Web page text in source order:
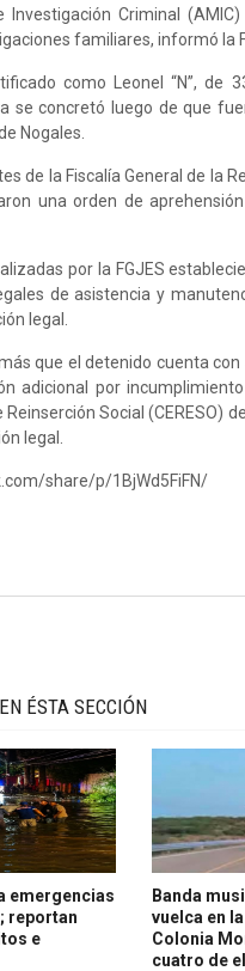
Investigación Criminal
familiares, informó la
como Leonel “N”, de
se concretó luego de que
Nogales.
de la Fiscalía General de la
una orden de
por la FGJES
de asistencia y
legal.
que el detenido cuenta
adicional por
Social (CERESO)
legal.
share/p/1BjWd5FiFN/
ÉSTA SECCIÓN
emergencias
reportan
e
Banda
vuelca en
Colonia
cuatro de